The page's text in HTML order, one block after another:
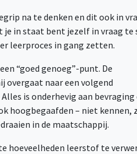
na te denken en dit ook in
je in staat bent jezelf in vraag
leerproces in gang zetten.
“goed genoeg”-punt. De
overgaat naar een volgend
is onderhevig aan bevraging
hoogbegaafden – niet kennen,
in de maatschappij.
hoeveelheden leerstof te